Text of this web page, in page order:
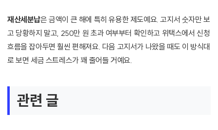
재산세분납은 금액이 큰 해에 특히 유용한 제도예요. 고지서 숫자만 보
고 당황하지 말고, 250만 원 초과 여부부터 확인하고 위택스에서 신청
흐름을 잡아두면 훨씬 편해져요. 다음 고지서가 나왔을 때도 이 방식대
로 보면 세금 스트레스가 꽤 줄어들 거예요.
관련 글